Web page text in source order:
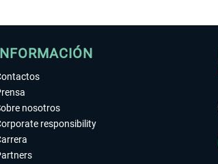
nosotros
responsibility